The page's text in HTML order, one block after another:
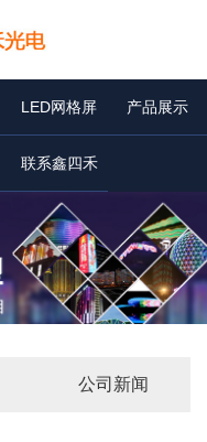
LED网格屏 产品展示
联系鑫四禾
公司新闻